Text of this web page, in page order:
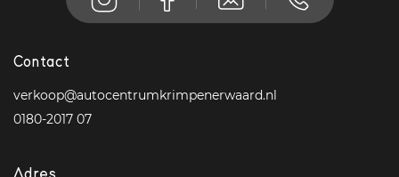
Contact
verkoop@autocentrumkrimpenerwaard.nl
0180-2017 07